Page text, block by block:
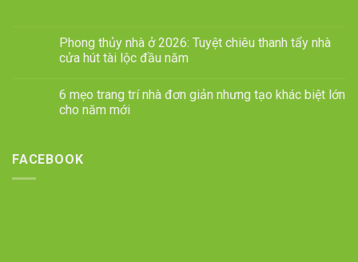
Phong thủy nhà ở 2026: Tuyệt chiêu thanh tẩy nhà
cửa hút tài lộc đầu năm
6 mẹo trang trí nhà đơn giản nhưng tạo khác biệt lớn
cho năm mới
FACEBOOK